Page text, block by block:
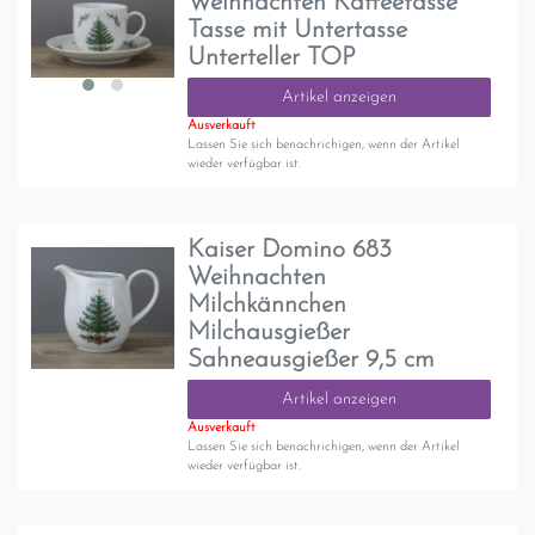
Tasse mit Untertasse
Unterteller TOP
Artikel anzeigen
Ausverkauft
Lassen Sie sich benachrichigen, wenn der Artikel
wieder verfügbar ist.
Kaiser Domino 683
Weihnachten
Milchkännchen
Milchausgießer
Sahneausgießer 9,5 cm
Artikel anzeigen
Ausverkauft
Lassen Sie sich benachrichigen, wenn der Artikel
wieder verfügbar ist.